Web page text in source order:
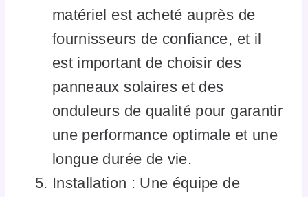
matériel est acheté auprès de
fournisseurs de confiance, et il
est important de choisir des
panneaux solaires et des
onduleurs de qualité pour garantir
une performance optimale et une
longue durée de vie.
Installation : Une équipe de